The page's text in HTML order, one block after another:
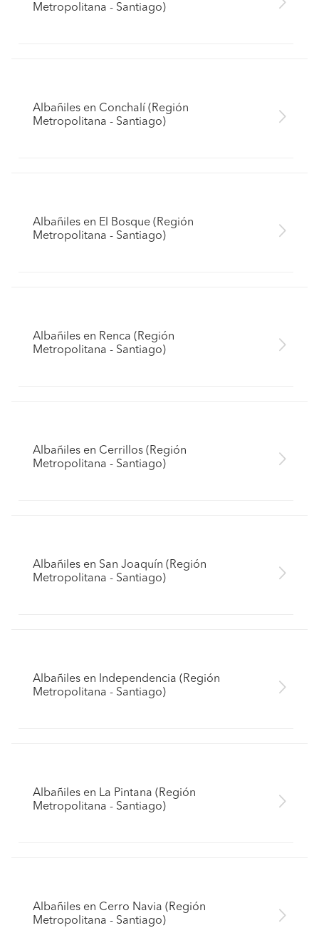
Metropolitana - Santiago)
Albañiles en Conchalí (Región
Metropolitana - Santiago)
Albañiles en El Bosque (Región
Metropolitana - Santiago)
Albañiles en Renca (Región
Metropolitana - Santiago)
Albañiles en Cerrillos (Región
Metropolitana - Santiago)
Albañiles en San Joaquín (Región
Metropolitana - Santiago)
Albañiles en Independencia (Región
Metropolitana - Santiago)
Albañiles en La Pintana (Región
Metropolitana - Santiago)
Albañiles en Cerro Navia (Región
Metropolitana - Santiago)